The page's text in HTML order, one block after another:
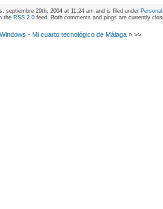
septiembre 29th, 2004 at 11:24 am and is filed under Personal
the RSS 2.0 feed. Both comments and pings are currently
- Mi cuarto tecnológico de Málaga » >>